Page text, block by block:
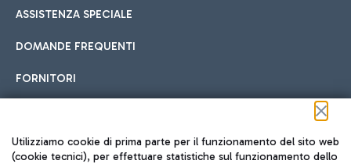
ASSISTENZA SPECIALE
DOMANDE FREQUENTI
FORNITORI
Seguici sui social
Utilizziamo cookie di prima parte per il funzionamento del sito web
(cookie tecnici), per effettuare statistiche sul funzionamento dello